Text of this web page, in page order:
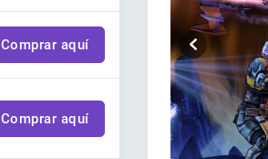
Comprar aquí
Comprar aquí